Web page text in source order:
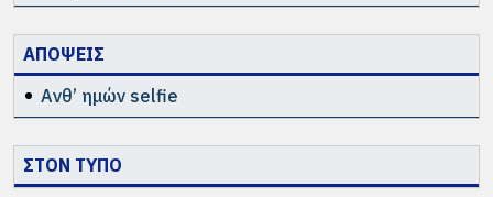
ΑΠΟΨΕΙΣ
Ανθ’ ημών selfie
ΣΤΟΝ ΤΥΠΟ